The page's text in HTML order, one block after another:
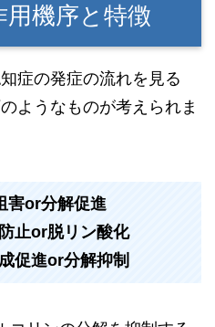
機序と特徴
症の発症の流れを見る
ようなものが考えられま
害or分解促進
止or脱リン酸化
促進or分解抑制